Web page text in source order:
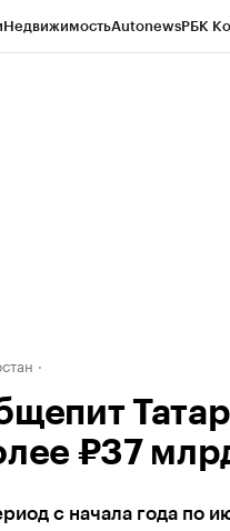
НедвижимостьAutonewsРБК
₽37
с начала года по